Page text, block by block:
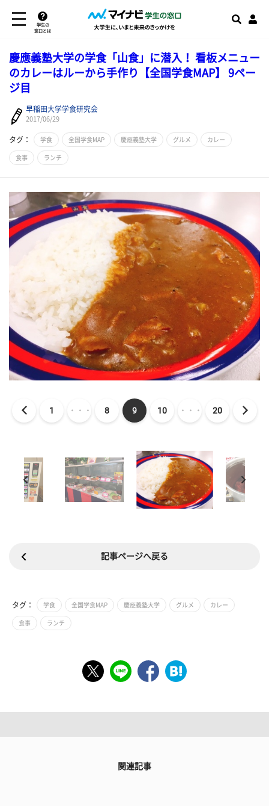
学生の
窓口とは
慶應義塾大学の学食「山食」に潜入！ 看板メニュー
のカレーはルーから手作り【全国学食MAP】 9ペー
ジ目
早稲田大学学食研究会
2017/06/29
タグ： 学食 全国学食MAP 慶應義塾大学 グルメ カレー
食事 ランチ
1 ・・・ 8 9 10 ・・・ 20
記事ページへ戻る
タグ： 学食 全国学食MAP 慶應義塾大学 グルメ カレー
食事 ランチ
関連記事